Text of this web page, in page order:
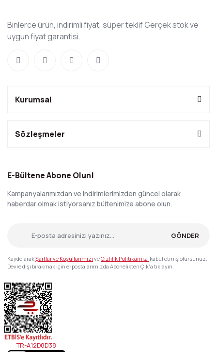
Binlerce ürün, indirimli fiyat, süper teklif Gerçek stok ve
uygun fiyat garantisi.
Kurumsal
Sözleşmeler
E-Bültene Abone Olun!
Kampanyalarımızdan ve indirimlerimizden güncel olarak
haberdar olmak istiyorsanız bültenimize abone olun.
GÖNDER
KaydolarakŞartlar ve Koşullarımızı veGizlilik Politikamızı kabul etmiş olursunuz.
Devre dışı bırakmak için e-postalarımızda Abonelikten Çık'a tıklayın.
TR-A12D8D38